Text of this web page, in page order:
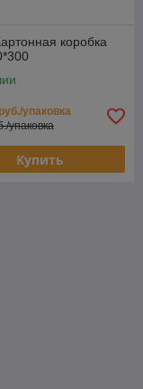
коробка
руб./упаковка
упаковка
Купить